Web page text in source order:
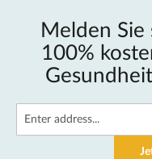
Melden Sie
100%